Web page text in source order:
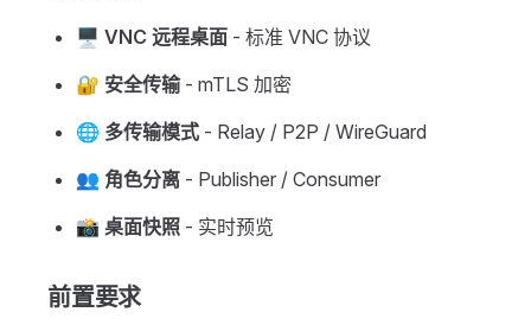
🖥️ VNC 远程桌面 - 标准 VNC 协议
🔐 安全传输- mTLS 加密
🌐 多传输模式 - Relay / P2P / WireGuard
👥 角色分离 - Publisher / Consumer
📸 桌面快照 - 实时预览
前置要求